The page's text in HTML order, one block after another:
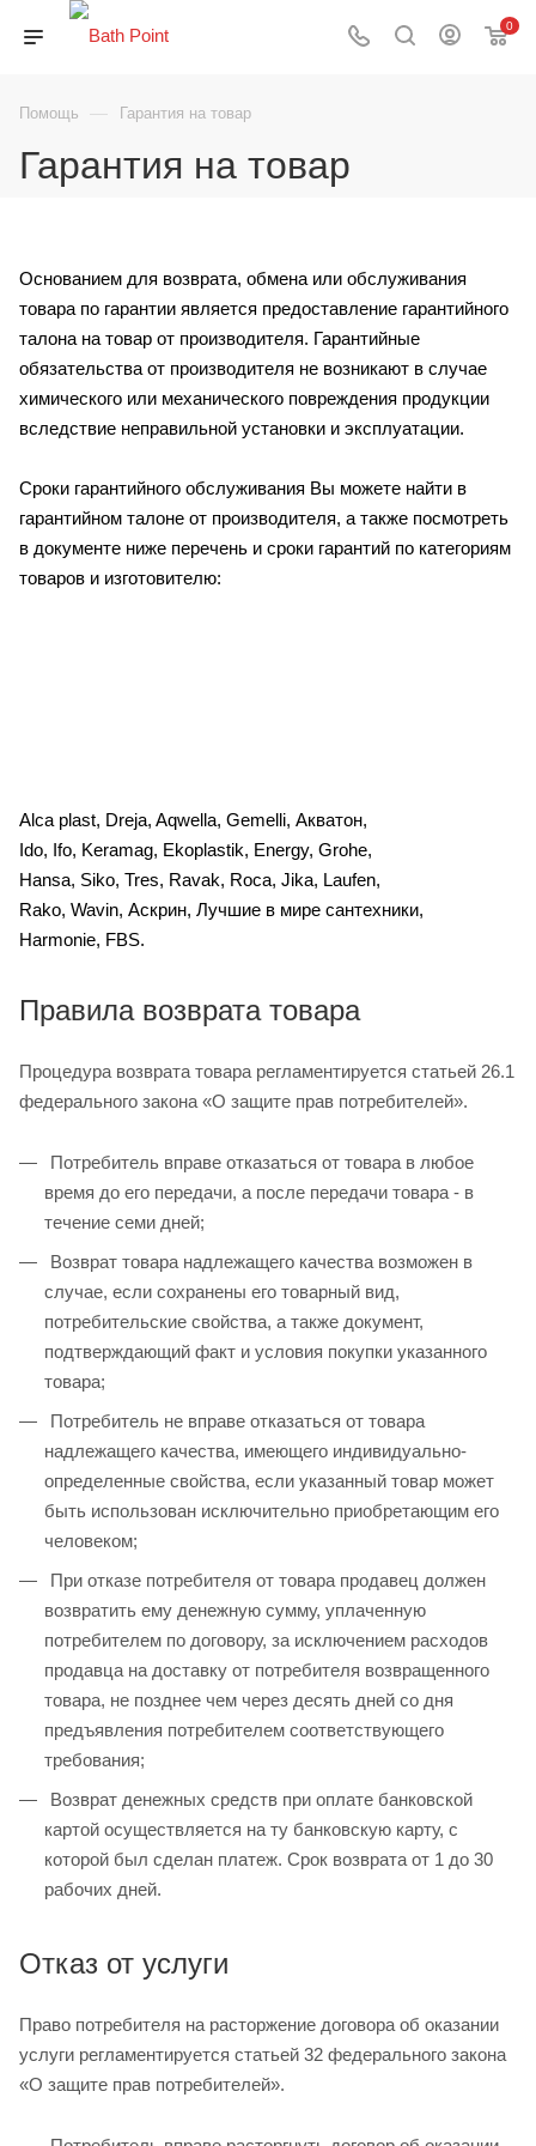
0
Помощь — Гарантия на товар
Гарантия на товар
Основанием для возврата, обмена или обслуживания
товара по гарантии является предоставление гарантийного
талона на товар от производителя. Гарантийные
обязательства от производителя не возникают в случае
химического или механического повреждения продукции
вследствие неправильной установки и эксплуатации.
Сроки гарантийного обслуживания Вы можете найти в
гарантийном талоне от производителя, а также посмотреть
в документе ниже перечень и сроки гарантий по категориям
товаров и изготовителю:
Alca plast, Dreja, Aqwella, Gemelli, Акватон,
Ido, Ifo, Keramag, Ekoplastik, Energy, Grohe,
Hansa, Siko, Tres, Ravak, Roca, Jika, Laufen,
Rako, Wavin, Аскрин, Лучшие в мире сантехники,
Harmonie, FBS.
Правила возврата товара
Процедура возврата товара регламентируется статьей 26.1
федерального закона «О защите прав потребителей».
Потребитель вправе отказаться от товара в любое
время до его передачи, а после передачи товара - в
течение семи дней;
Возврат товара надлежащего качества возможен в
случае, если сохранены его товарный вид,
потребительские свойства, а также документ,
подтверждающий факт и условия покупки указанного
товара;
Потребитель не вправе отказаться от товара
надлежащего качества, имеющего индивидуально-
определенные свойства, если указанный товар может
быть использован исключительно приобретающим его
человеком;
При отказе потребителя от товара продавец должен
возвратить ему денежную сумму, уплаченную
потребителем по договору, за исключением расходов
продавца на доставку от потребителя возвращенного
товара, не позднее чем через десять дней со дня
предъявления потребителем соответствующего
требования;
Возврат денежных средств при оплате банковской
картой осуществляется на ту банковскую карту, с
которой был сделан платеж. Срок возврата от 1 до 30
рабочих дней.
Отказ от услуги
Право потребителя на расторжение договора об оказании
услуги регламентируется статьей 32 федерального закона
«О защите прав потребителей».